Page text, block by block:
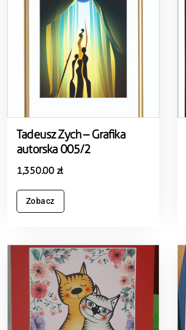
Tadeusz Zych – Grafika
autorska 005/2
1,350.00 zł
Zobacz